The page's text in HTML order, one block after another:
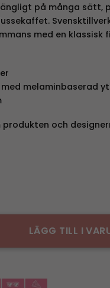
på många sätt,
med en klassisk
med melaminbaserad
produkten och
LÄGG TILL I